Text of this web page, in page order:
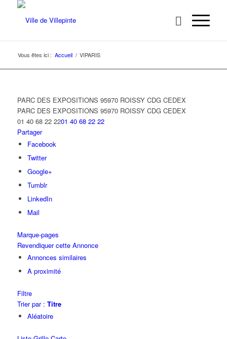
Vous êtes ici : Accueil / VIPARIS
PARC DES EXPOSITIONS 95970 ROISSY CDG CEDEX
PARC DES EXPOSITIONS 95970 ROISSY CDG CEDEX
01 40 68 22 2201 40 68 22 22
Partager
Facebook
Twitter
Google+
Tumblr
LinkedIn
Mail
Marque-pages
Revendiquer cette Annonce
Annonces similaires
A proximité
Filtre
Trier par : Titre
Aléatoire